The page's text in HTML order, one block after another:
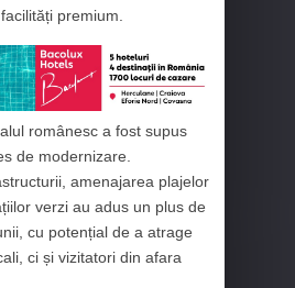
premium.
românesc a fost supus
de modernizare.
amenajarea plajelor
verzi au adus un plus de
cu potențial de a atrage
ci și vizitatori din afara